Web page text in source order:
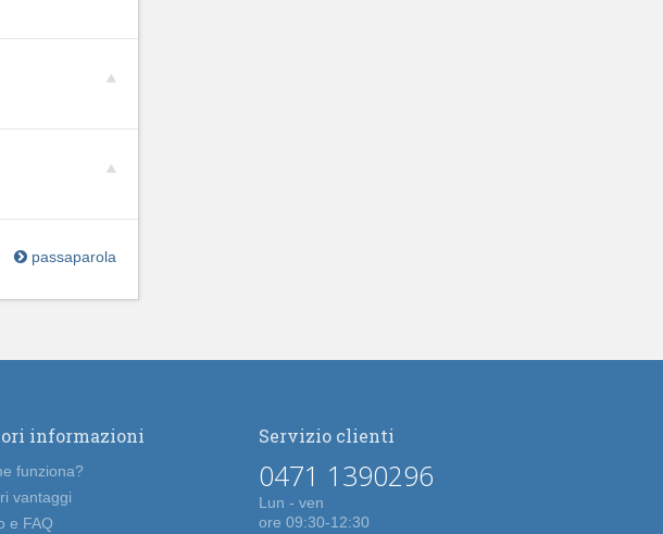
passaparola
informazioni
funziona?
vantaggi
e FAQ
Servizio clienti
0471 1390296
Lun - ven
ore 09:30-12:30